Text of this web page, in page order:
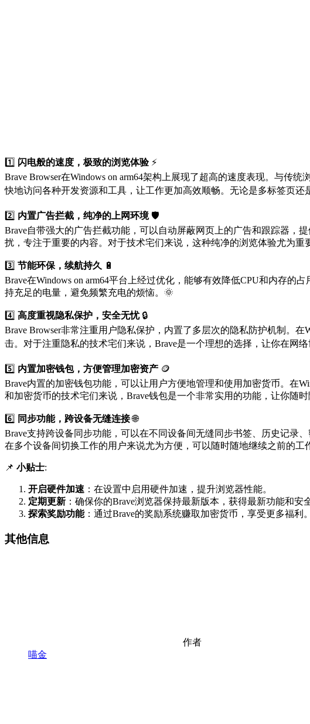
1️⃣ 闪电般的速度，极致的浏览体验⚡
Brave Browser在Windows on arm64架构上展现了超高的速度表现。与传
快地访问各种开发资源和工具，让工作更加高效顺畅。无论是多标签页
2️⃣ 内置广告拦截，纯净的上网环境🛡️
Brave自带强大的广告拦截功能，可以自动屏蔽网页上的广告和跟踪器，
扰，专注于重要的内容。对于技术宅们来说，这种纯净的浏览体验尤为
3️⃣ 节能环保，续航持久 🔋
Brave在Windows on arm64平台上经过优化，能够有效降低CPU和内存
持充足的电量，避免频繁充电的烦恼。🌞
4️⃣ 高度重视隐私保护，安全无忧🔒
Brave Browser非常注重用户隐私保护，内置了多层次的隐私防护机制。
击。对于注重隐私的技术宅们来说，Brave是一个理想的选择，让你在网
5️⃣ 内置加密钱包，方便管理加密资产 🪙
Brave内置的加密钱包功能，可以让用户方便地管理和使用加密货币。在
和加密货币的技术宅们来说，Brave钱包是一个非常实用的功能，让你随
6️⃣ 同步功能，跨设备无缝连接🌐
Brave支持跨设备同步功能，可以在不同设备间无缝同步书签、历史记录
在多个设备间切换工作的用户来说尤为方便，可以随时随地继续之前的工
📌 小贴士:
开启硬件加速 ：在设置中启用硬件加速，提升浏览器性能。
定期更新 ：确保你的Brave浏览器保持最新版本，获得最新功能和安
探索奖励功能：通过Brave的奖励系统赚取加密货币，享受更多福利。
其他信息
作者
喵金